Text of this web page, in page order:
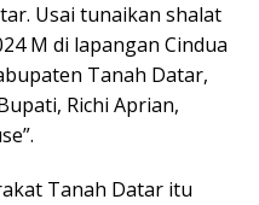
Usai tunaikan shalat
M di lapangan Cindua
Tanah Datar,
Richi Aprian,
Tanah Datar itu